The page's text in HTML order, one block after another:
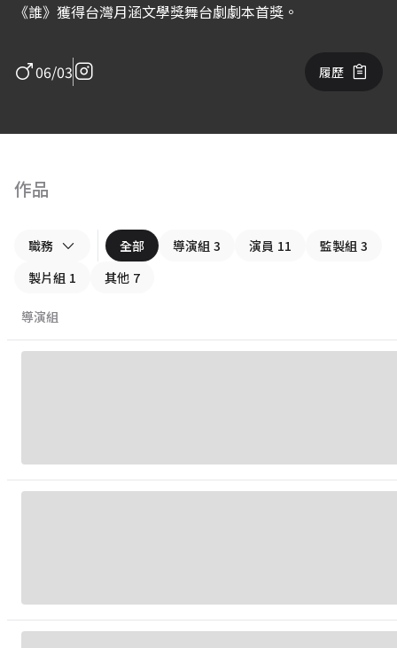
《誰》獲得台灣月涵文學獎舞台劇劇本首獎。
06/03 履歷
作品
職務 全部 導演組 3 演員 11 監製組 3
製片組 1 其他 7
導演組